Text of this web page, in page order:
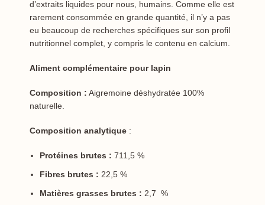
d’extraits liquides pour nous, humains. Comme elle est
rarement consommée en grande quantité, il n’y a pas
eu beaucoup de recherches spécifiques sur son profil
nutritionnel complet, y compris le contenu en calcium.
Aliment complémentaire pour lapin
Composition : Aigremoine déshydratée 100%
naturelle.
Composition analytique :
Protéines brutes : 711,5 %
Fibres brutes : 22,5 %
Matières grasses brutes : 2,7 %